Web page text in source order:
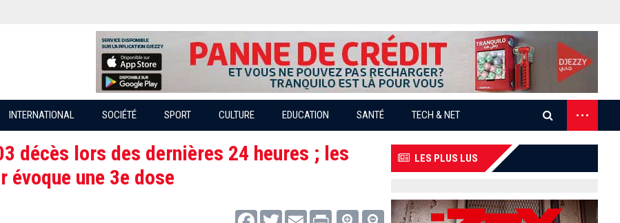
INTERNATIONAL SOCIÉTÉ SPORT CULTURE EDUCATION SANTÉ TECH & NET
...
décès lors des dernières 24 heures ; les
évoque une 3e dose
FacebookTwitter Email Print
LES PLUS LUS